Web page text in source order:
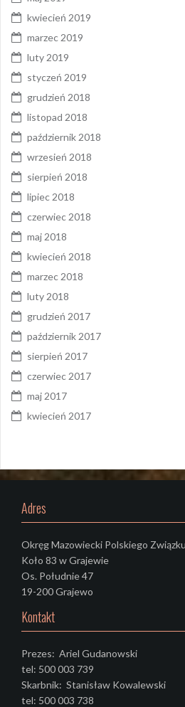
kwiecień 2019
marzec 2019
luty 2019
styczeń 2019
grudzień 2018
listopad 2018
październik 2018
wrzesień 2018
sierpień 2018
lipiec 2018
czerwiec 2018
maj 2018
kwiecień 2018
marzec 2018
luty 2018
grudzień 2017
październik 2017
sierpień 2017
czerwiec 2017
maj 2017
kwiecień 2017
Adres
Okręg Mazowiecki Polskiego
Koło 83 w Grajewie
Os. Południe 47
19-200 Grajewo
Kontakt
Prezes: Ariel Gudanowski
tel: 500 003 739
Skarbnik: Stanisław Kowalewski
tel: 500 003 738